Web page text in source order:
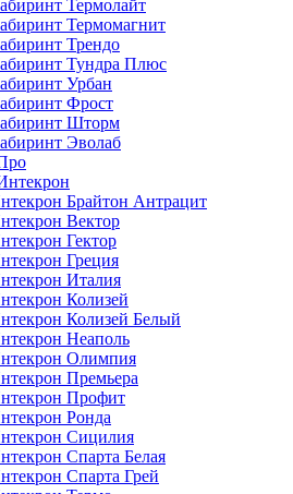
Термолайт
Термомагнит
Трендо
Тундра Плюс
Урбан
Фрост
Шторм
Эволаб
Брайтон Антрацит
Вектор
Гектор
Греция
Италия
Колизей
Колизей Белый
Неаполь
Олимпия
Премьера
Профит
Ронда
Сицилия
Спарта Белая
Спарта Грей